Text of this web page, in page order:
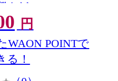
さくら gg002
円
WAON POINTで
る！